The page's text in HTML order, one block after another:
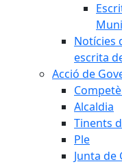
Notícies
escrita
Acció de
Alcaldia
Tinents
Ple
Junta de